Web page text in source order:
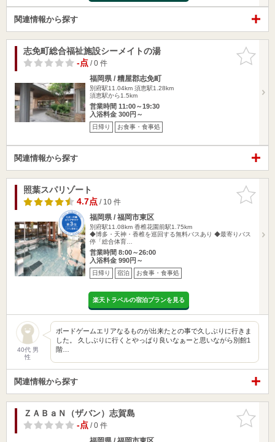
関連情報から探す
お気に入
りに追加
志免町総合福祉施設シーメイトの湯
-点/ 0 件
福岡県 / 糟屋郡志免町
別府駅11.04km 須恵駅1.28km
須恵駅から1.5km
営業時間 11:00～19:30
入浴料金 300円～
日帰り お食事・食事処
関連情報から探す
お気に入
りに追加
照葉スパリゾート
4.7点/ 10 件
福岡県 / 福岡市東区
別府駅11.08km 香椎花園前駅1.75km
◆博多・天神・香椎を巡回する無料バスあり ◆最寄りバス
停「総合体育…
営業時間 8:00～26:00
入浴料金 990円～
日帰り 宿泊 お食事・食事処
楽天トラベルの宿泊プランを見る
40代 男
性
ボードゲームエリアなるものが出来たとの事で久しぶりに行きま
した。 久しぶりに行くとやっぱり良いなぁーと思いながら別館1
階…
関連情報から探す
お気に入
りに追加
ＺＡＢａＮ（ザバン）志賀島
-点/ 0 件